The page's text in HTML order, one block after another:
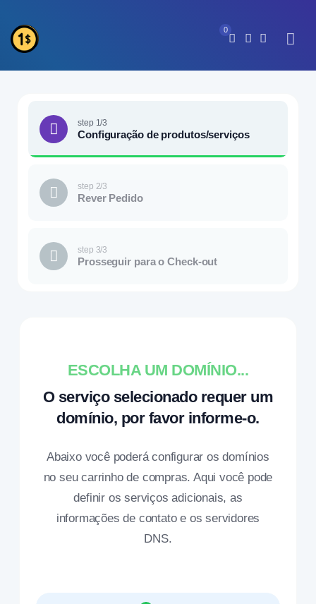
0
step 1/3
Configuração de produtos/serviços
step 2/3
Rever Pedido
step 3/3
Prosseguir para o Check-out
ESCOLHA UM DOMÍNIO...
O serviço selecionado requer um
domínio, por favor informe-o.
Abaixo você poderá configurar os domínios
no seu carrinho de compras. Aqui você pode
definir os serviços adicionais, as
informações de contato e os servidores
DNS.